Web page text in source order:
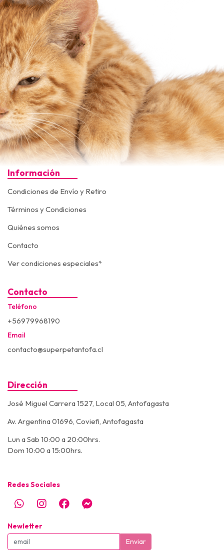
Información
Condiciones de Envío y Retiro
Términos y Condiciones
Quiénes somos
Contacto
Ver condiciones especiales*
Contacto
Teléfono
+56979968190
Email
contacto@superpetantofa.cl
Dirección
José Miguel Carrera 1527, Local 05, Antofagasta
Av. Argentina 01696, Coviefi, Antofagasta
Lun a Sab 10:00 a 20:00hrs.
Dom 10:00 a 15:00hrs.
Redes Sociales
Newletter
Enviar